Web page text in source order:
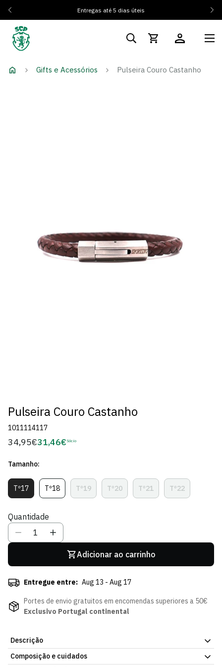
Entregas até 5 dias úteis
Gifts e Acessórios Pulseira Couro Castanho
Pulseira Couro Castanho
1011114117
Preço
34,95€Preço
Sócio
31,46€ Sócio
Tamanho:
Tº17Variante
Esgotada
Indisponível
Tº18Variante
Esgotada
Tº19Variante
Esgotada
Tº20Variante
Esgotada
Tº21Variante
Esgotada
Tº22Variante
Esgotada
Quantidade
Adicionar ao carrinho
Entregue entre: Aug 13 - Aug 17
Portes de envio gratuitos em encomendas superiores a 50€
Exclusivo Portugal continental
Descrição
Elegância e durabilidade num só acessório. A Pulseira de Couro
Composição e cuidados